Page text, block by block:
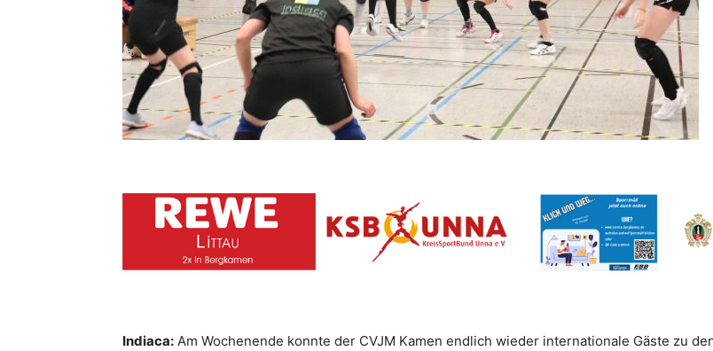
Indiaca: Am Wochenende konnte der CVJM Kamen endlich wieder internationale Gäste zu